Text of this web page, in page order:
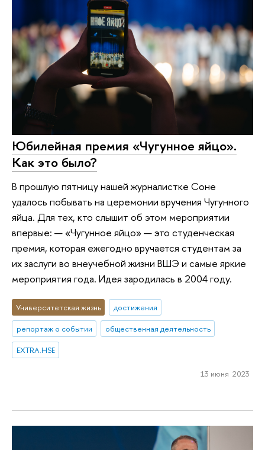
Юбилейная премия «Чугунное яйцо».
Как это было?
В прошлую пятницу нашей журналистке Соне
удалось побывать на церемонии вручения Чугунного
яйца. Для тех, кто слышит об этом мероприятии
впервые: — «Чугунное яйцо» — это студенческая
премия, которая ежегодно вручается студентам за
их заслуги во внеучебной жизни ВШЭ и самые яркие
мероприятия года. Идея зародилась в 2004 году.
Университетская жизнь
достижения
репортаж о событии
общественная деятельность
EXTRA.HSE
13 июня 2023